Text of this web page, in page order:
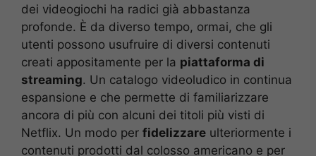
dei videogiochi ha radici già abbastanza
profonde. È da diverso tempo, ormai, che gli
utenti possono usufruire di diversi contenuti
creati appositamente per la piattaforma di
streaming. Un catalogo videoludico in continua
espansione e che permette di familiarizzare
ancora di più con alcuni dei titoli più visti di
Netflix. Un modo per fidelizzare ulteriormente i
contenuti prodotti dal colosso americano e per